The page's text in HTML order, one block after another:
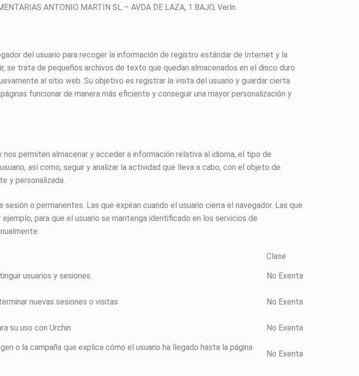
ANTONIO MARTIN SL – AVDA DE LAZA, 1 BAJO, Verín.
del usuario para recoger la información de registro estándar de Internet y la
trata de pequeños archivos de texto que quedan almacenados en el disco duro
al sitio web. Su objetivo es registrar la visita del usuario y guardar cierta
funcionar de manera más eficiente y conseguir una mayor personalización y
permiten almacenar y acceder a información relativa al idioma, el tipo de
así como, seguir y analizar la actividad que lleva a cabo, con el objeto de
y personalizada.
o permanentes. Las que expiran cuando el usuario cierra el navegador. Las que
para que el usuario se mantenga identificado en los servicios de
Clase
usuarios y sesiones. No Exenta
nuevas sesiones o visitas No Exenta
su uso con Urchin No Exenta
o la campaña que explica cómo el usuario ha llegado hasta la página
No Exenta